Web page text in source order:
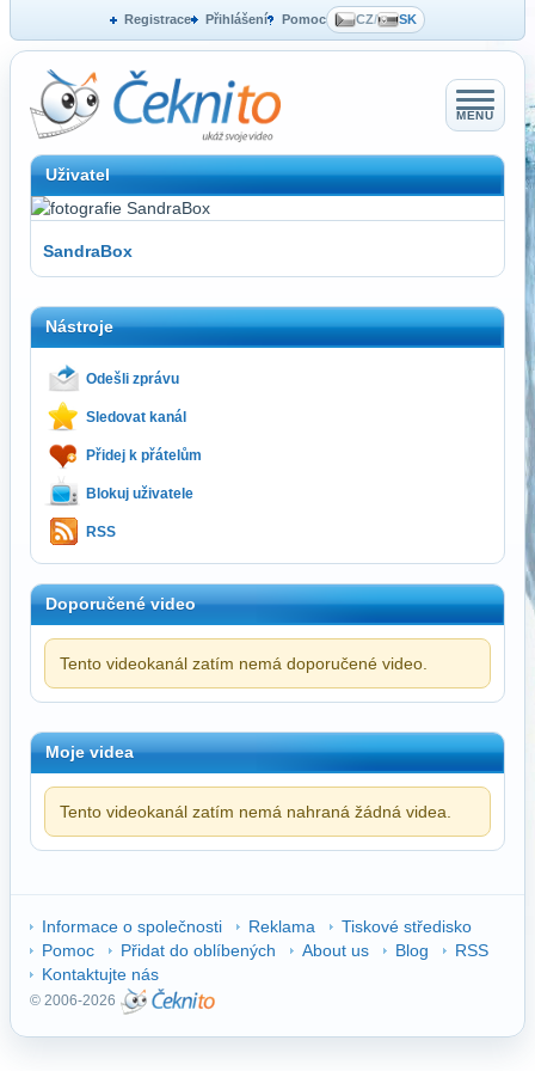
Registrace Přihlášení Pomoc CZ/ SK
MENU
Uživatel
SandraBox
Nástroje
Odešli zprávu
Sledovat kanál
Přidej k přátelům
Blokuj uživatele
RSS
Doporučené video
Tento videokanál zatím nemá doporučené video.
Moje videa
Tento videokanál zatím nemá nahraná žádná videa.
Informace o společnosti Reklama
Tiskové středisko
Pomoc
Přidat do oblíbených About us Blog
RSS
Kontaktujte nás
© 2006-2026